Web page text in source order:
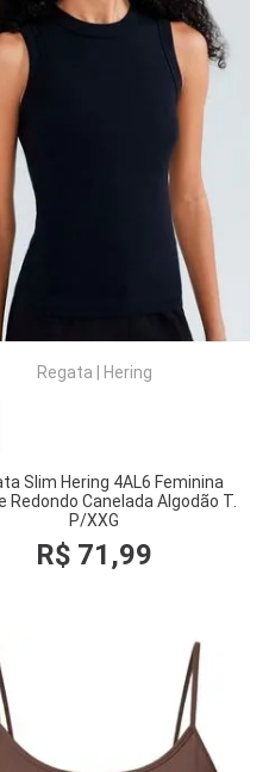
Regata Hering
Slim Hering 4AL6 Feminina
Redondo Canelada Algodão T.
P/XXG
R$ 71 ,99